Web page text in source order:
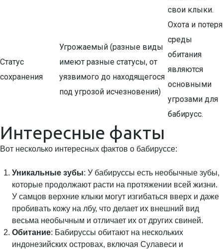
свои клыки.
Статус
сохранения
Угрожаемый (разные виды
имеют разные статусы, от
уязвимого до находящегося
под угрозой исчезновения)
Охота и потеря
среды
обитания
являются
основными
угрозами для
бабирусс.
Интересные факты
Вот несколько интересных фактов о бабируссе:
Уникальные зубы: У бабируссы есть необычные зубы,
которые продолжают расти на протяжении всей жизни.
У самцов верхние клыки могут изгибаться вверх и даже
пробивать кожу на лбу, что делает их внешний вид
весьма необычным и отличает их от других свиней.
Обитание: Бабируссы обитают на нескольких
индонезийских островах, включая Сулавеси и